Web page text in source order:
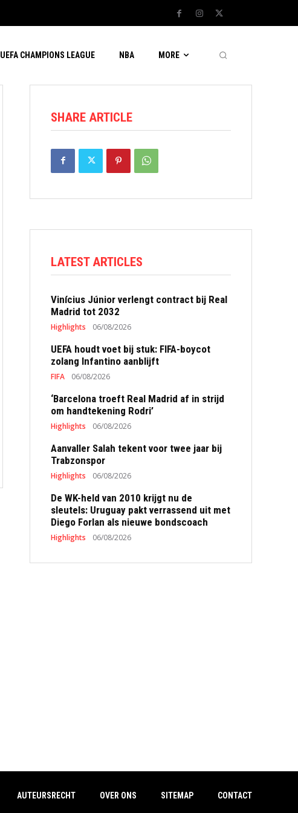
UEFA CHAMPIONS LEAGUE NBA MORE
SHARE ARTICLE
LATEST ARTICLES
Vinícius Júnior verlengt contract bij Real
Madrid tot 2032
Highlights 06/08/2026
UEFA houdt voet bij stuk: FIFA-boycot
zolang Infantino aanblijft
FIFA 06/08/2026
‘Barcelona troeft Real Madrid af in strijd
om handtekening Rodri’
Highlights 06/08/2026
Aanvaller Salah tekent voor twee jaar bij
Trabzonspor
Highlights 06/08/2026
De WK-held van 2010 krijgt nu de
sleutels: Uruguay pakt verrassend uit met
Diego Forlan als nieuwe bondscoach
Highlights 06/08/2026
AUTEURSRECHT OVER ONS SITEMAP CONTACT